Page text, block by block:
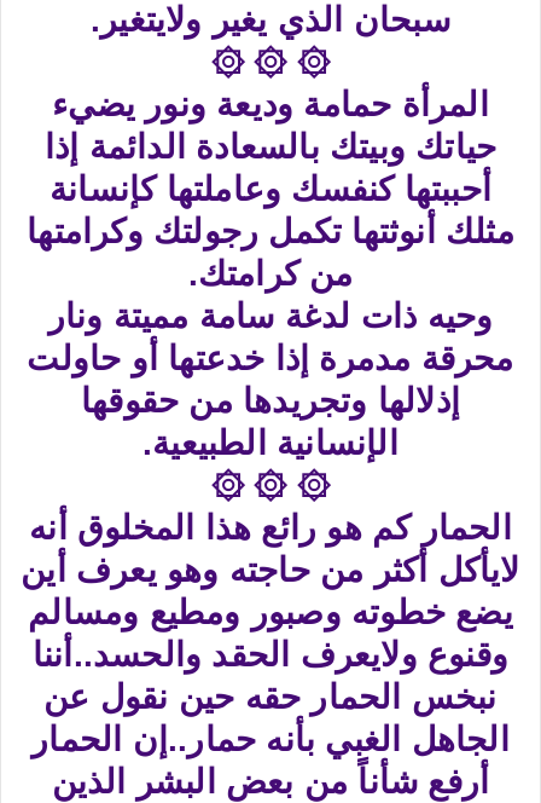
سبحان الذي يغير ولايتغير.
۞ ۞ ۞
المرأة حمامة وديعة ونور يضيء
حياتك وبيتك بالسعادة الدائمة إذا
أحببتها كنفسك وعاملتها كإنسانة
مثلك أنوثتها تكمل رجولتك وكرامتها
من كرامتك.
وحيه ذات لدغة سامة مميتة ونار
محرقة مدمرة إذا خدعتها أو حاولت
إذلالها وتجريدها من حقوقها
الإنسانية الطبيعية.
۞ ۞ ۞
الحمار كم هو رائع هذا المخلوق أنه
لايأكل أكثر من حاجته وهو يعرف أين
يضع خطوته وصبور ومطيع ومسالم
وقنوع ولايعرف الحقد والحسد..أننا
نبخس الحمار حقه حين نقول عن
الجاهل الغبي بأنه حمار..إن الحمار
أرفع شأناً من بعض البشر الذين